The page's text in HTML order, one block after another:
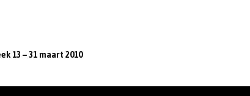
13 – 31 maart 2010